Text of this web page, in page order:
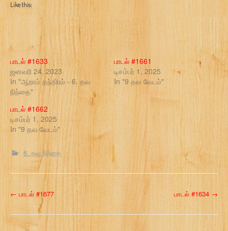
Like this:
பாடல் #1633
ஜனவரி 24, 2023
In "ஆறாம் தந்திரம் - 6. தவ
நிந்தை"
பாடல் #1661
டிசம்பர் 1, 2025
In "9 தவ வேடம்"
பாடல் #1662
டிசம்பர் 1, 2025
In "9 தவ வேடம்"
6. தவ நிந்தை
P
o
← பாடல் #1677 பாடல் #1634 →